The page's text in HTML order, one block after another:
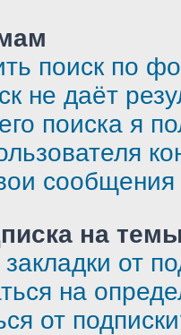
поиск по
не даёт
поиска я
на
от
на
от